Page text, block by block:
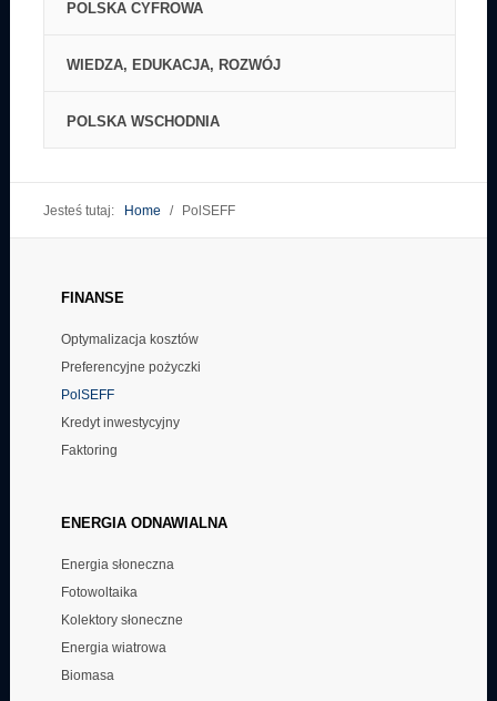
POLSKA CYFROWA
WIEDZA, EDUKACJA, ROZWÓJ
Środki przeznaczone na realizację Programu Operacyjnego Wiedza
POLSKA WSCHODNIA
Wschodnia wynoszą 2 mld EUR.
Jesteś tutaj: Home / PolSEFF
FINANSE
Optymalizacja kosztów
Preferencyjne pożyczki
PolSEFF
Kredyt inwestycyjny
Faktoring
ENERGIA ODNAWIALNA
Energia słoneczna
Fotowoltaika
Kolektory słoneczne
Energia wiatrowa
Biomasa